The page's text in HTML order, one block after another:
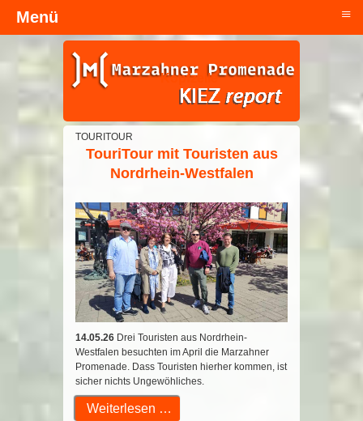
Kopfzeile
TOURITOUR
TouriTour mit Touristen aus
Nordrhein-Westfalen
14.05.26 Drei Touristen aus Nordrhein-
Westfalen besuchten im April die Marzahner
Promenade. Dass Touristen hierher kommen, ist
sicher nichts Ungewöhliches.
Weiterlesen …
Menü ≡